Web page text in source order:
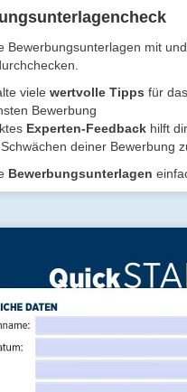
Bewerbungsunterlagen mit
viele wertvolle Tipps für
Bewerbung
Experten-Feedback hilft
deiner Bewerbung
Bewerbungsunterlagen